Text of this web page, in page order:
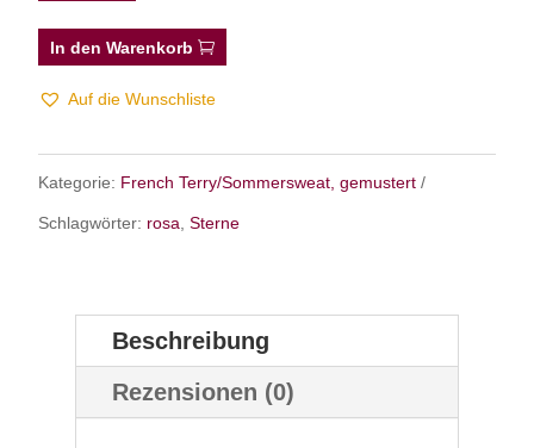
In den Warenkorb
Auf die Wunschliste
Kategorie: French Terry/Sommersweat, gemustert
Schlagwörter: rosa ,Sterne
Beschreibung
Rezensionen (0)